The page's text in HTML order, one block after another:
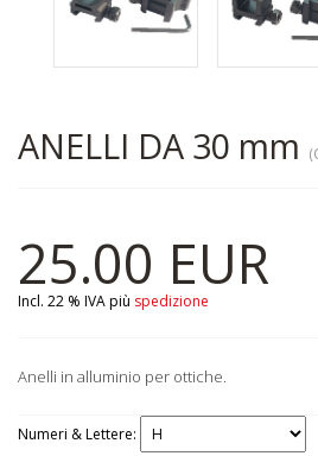
ANELLI DA 30 mm
25.00 EUR
Incl. 22 % IVApiù spedizione
Anelli in alluminio per ottiche.
Numeri & Lettere: